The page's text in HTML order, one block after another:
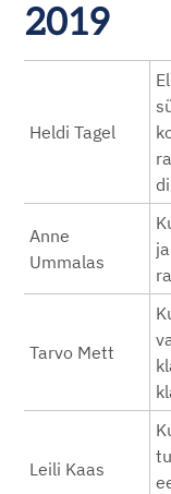
2019
Heldi Tagel
Anne
Ummalas
Tarvo Mett
Leili Kaas